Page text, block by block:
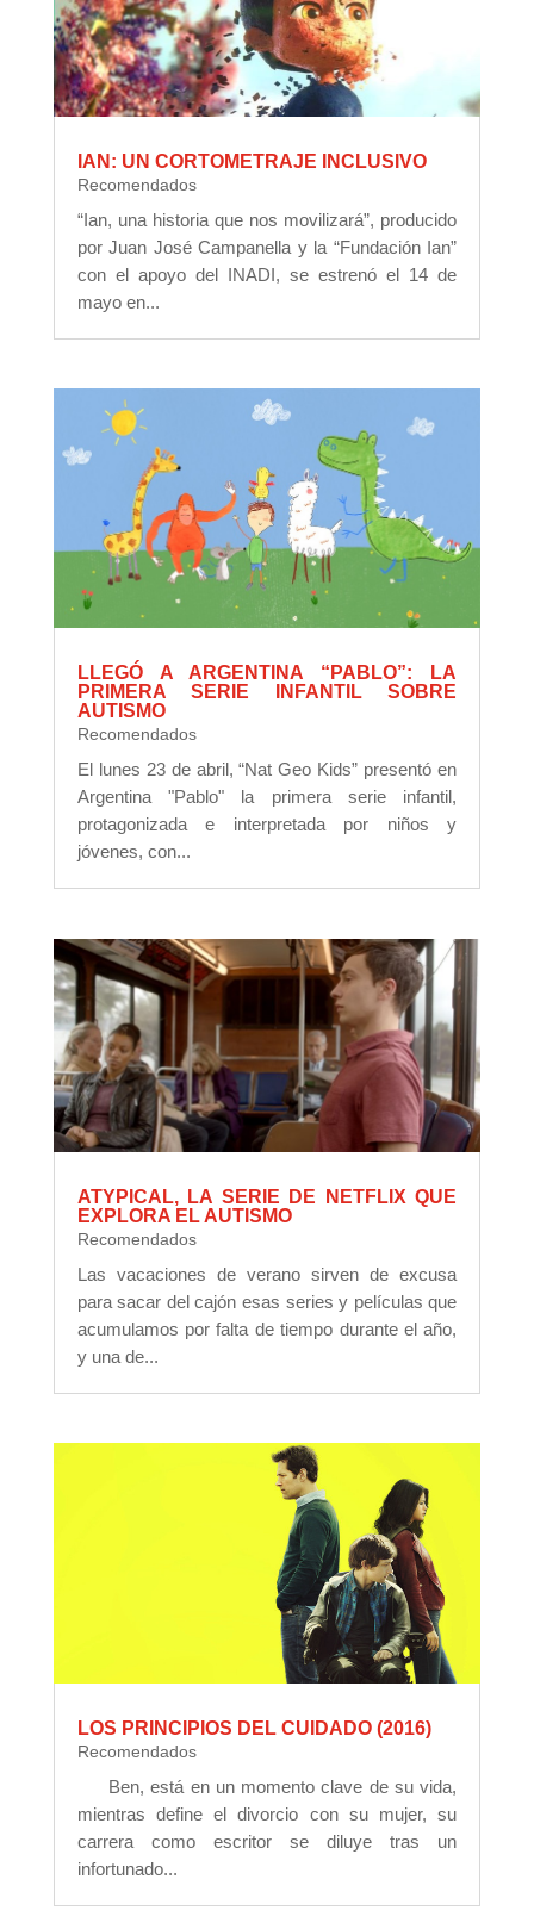
IAN: UN CORTOMETRAJE INCLUSIVO
Recomendados
“Ian, una historia que nos movilizará”, producido
por Juan José Campanella y la “Fundación Ian”
con el apoyo del INADI, se estrenó el 14 de
mayo en...
LLEGÓ A ARGENTINA “PABLO”: LA
PRIMERA SERIE INFANTIL SOBRE
AUTISMO
Recomendados
El lunes 23 de abril, “Nat Geo Kids” presentó en
Argentina "Pablo" la primera serie infantil,
protagonizada e interpretada por niños y
jóvenes, con...
ATYPICAL, LA SERIE DE NETFLIX QUE
EXPLORA EL AUTISMO
Recomendados
Las vacaciones de verano sirven de excusa
para sacar del cajón esas series y películas que
acumulamos por falta de tiempo durante el año,
y una de...
LOS PRINCIPIOS DEL CUIDADO (2016)
Recomendados
Ben, está en un momento clave de su vida,
mientras define el divorcio con su mujer, su
carrera como escritor se diluye tras un
infortunado...